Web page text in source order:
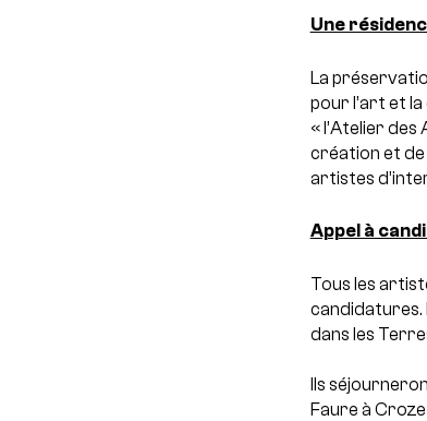
Une
La
pour l’art et
« l’Atelier
création et de
artistes
Appel à
Tous les
candidatures.
dans les
Ils
Faure à